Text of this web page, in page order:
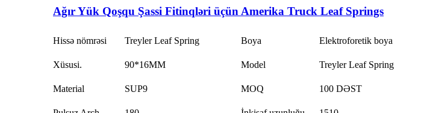
Ağır Yük Qoşqu Şassi Fitinqləri üçün Amerika Truck Leaf Springs
Hissə nömrəsi Treyler Leaf Spring Boya Elektroforetik boya
Xüsusi. 90*16MM Model Treyler Leaf Spring
Material SUP9 MOQ 100 DƏST